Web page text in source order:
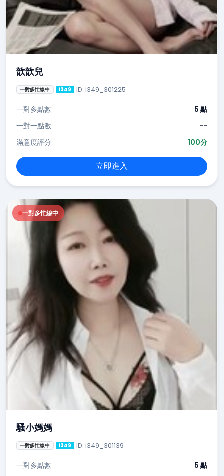
歆歆兒
一對多忙線中 i349 ID: i349_301225
一對多點數
5 點
一對一點數
--
滿意度評分
100分
立即進入
一對多忙線中
騷小媽媽
一對多忙線中 i349 ID: i349_301139
一對多點數 5 點